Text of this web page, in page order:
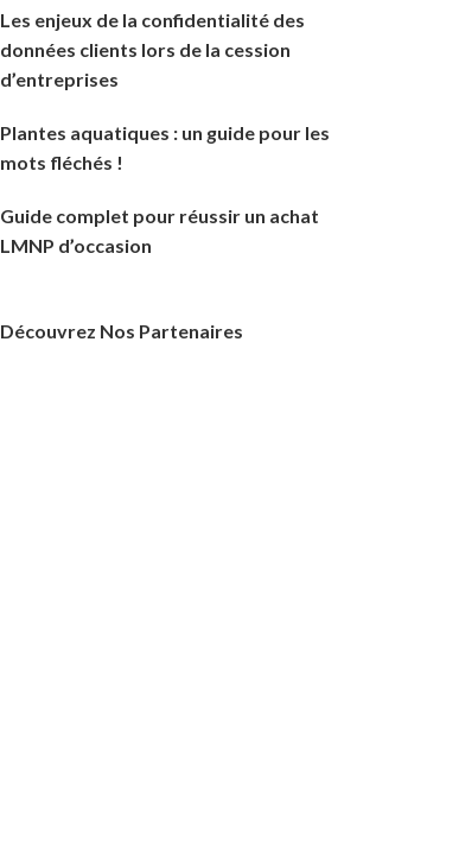
Les enjeux de la confidentialité des
données clients lors de la cession
d’entreprises
Plantes aquatiques : un guide pour les
mots fléchés !
Guide complet pour réussir un achat
LMNP d’occasion
Découvrez Nos Partenaires